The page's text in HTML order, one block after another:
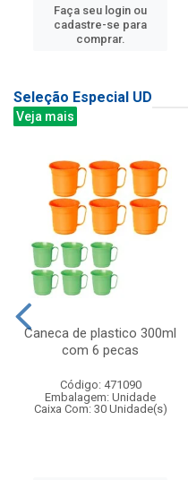
Faça seu login ou
cadastre-se para
comprar.
Seleção Especial UD
Veja mais
Caneca de plastico 300ml
com 6 pecas
Código: 471090
Embalagem: Unidade
Caixa Com: 30 Unidade(s)